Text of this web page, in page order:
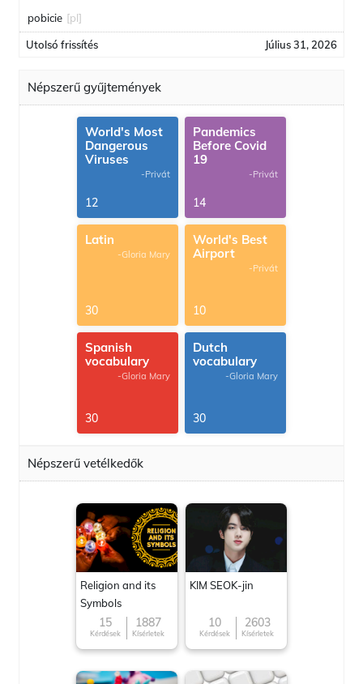
pobicie [pl]
Utolsó frissítés Július 31, 2026
Népszerű gyűjtemények
World's Most
Dangerous
Viruses
-Privát
12
Pandemics
Before Covid
19
-Privát
14
Latin
-Gloria Mary
30
World's Best
Airport
-Privát
10
Spanish
vocabulary
-Gloria Mary
30
Dutch
vocabulary
-Gloria Mary
30
Népszerű vetélkedők
Religion and its
Symbols
15
Kérdések
1887
Kísérletek
KIM SEOK-jin
10
Kérdések
2603
Kísérletek